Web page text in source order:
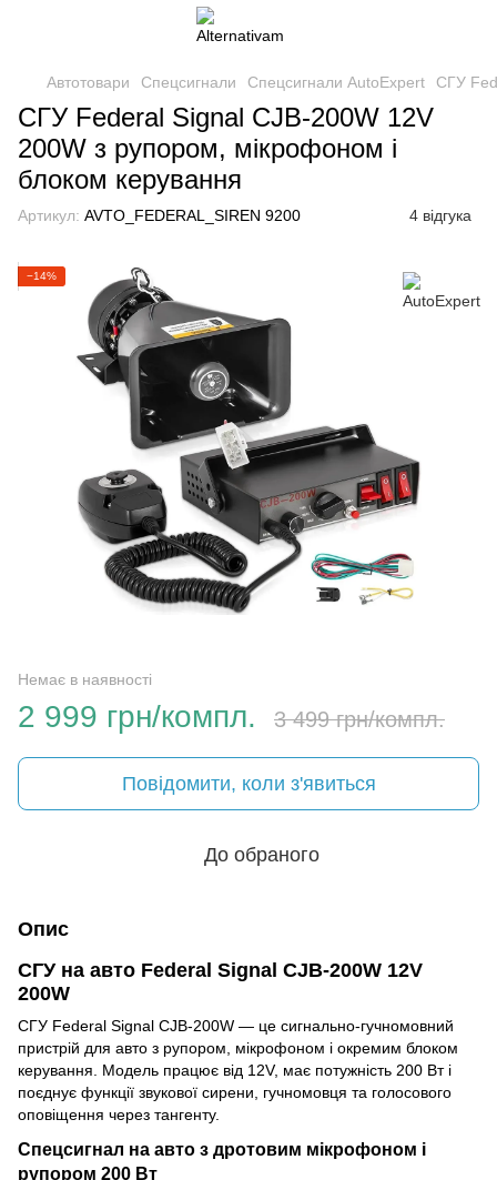
Автотовари Спецсигнали Спецсигнали AutoExpert СГУ
СГУ Federal Signal CJB-200W 12V
200W з рупором, мікрофоном і
блоком керування
Артикул: AVTO_FEDERAL_SIREN 9200 4 відгука
−14%
Немає в наявності
2 999 грн/компл. 3 499 грн/компл.
Повідомити, коли з'явиться
До обраного
Опис
СГУ на авто Federal Signal CJB-200W 12V
200W
СГУ Federal Signal CJB-200W — це сигнально-гучномовний
пристрій для авто з рупором, мікрофоном і окремим блоком
керування. Модель працює від 12V, має потужність 200 Вт і
поєднує функції звукової сирени, гучномовця та голосового
оповіщення через тангенту.
Спецсигнал на авто з дротовим мікрофоном і
рупором 200 Вт